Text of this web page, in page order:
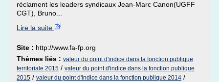
réclament les leaders syndicaux Jean-Marc Canon(UGFF
CGT), Bruno...
Lire la suite
Site : http://www.fa-fp.org
Thèmes liés : valeur du point d'indice dans la fonction publique
territoriale 2015 / valeur du point d'indice dans la fonction publique
2015 / valeur du point d'indice dans la fonction publique 2014 /